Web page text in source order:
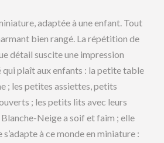
adaptée à une enfant. Tout
bien rangé. La répétition de
détail suscite une impression
qui plaît aux enfants : la petite table
; les petites assiettes, petits
; les petits lits avec leurs
Neige a soif et faim ; elle
à ce monde en miniature :